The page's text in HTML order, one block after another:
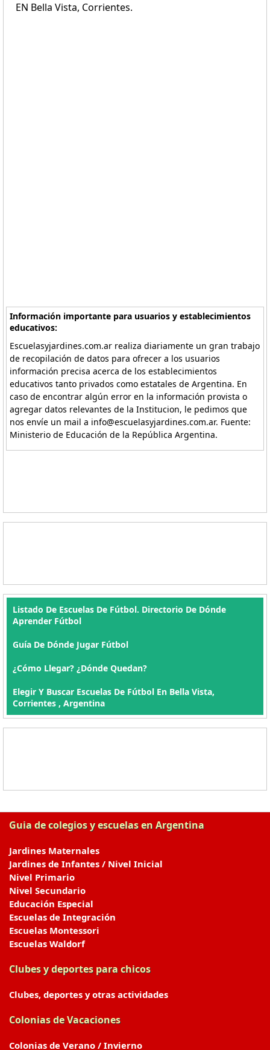
EN Bella Vista, Corrientes.
Información importante para usuarios y establecimientos
educativos:
Escuelasyjardines.com.ar realiza diariamente un gran trabajo
de recopilación de datos para ofrecer a los usuarios
información precisa acerca de los establecimientos
educativos tanto privados como estatales de Argentina. En
caso de encontrar algún error en la información provista o
agregar datos relevantes de la Institucion, le pedimos que
nos envíe un mail a info@escuelasyjardines.com.ar. Fuente:
Ministerio de Educación de la República Argentina.
Listado De Escuelas De Fútbol. Directorio De Dónde
Aprender Fútbol
Guía De Dónde Jugar Fútbol
¿Cómo Llegar? ¿Dónde Quedan?
Elegir Y Buscar Escuelas De Fútbol En Bella Vista,
Corrientes , Argentina
Guia de colegios y escuelas en Argentina
Jardines Maternales
Jardines de Infantes / Nivel Inicial
Nivel Primario
Nivel Secundario
Educación Especial
Escuelas de Integración
Escuelas Montessori
Escuelas Waldorf
Clubes y deportes para chicos
Clubes, deportes y otras actividades
Colonias de Vacaciones
Colonias de Verano / Invierno